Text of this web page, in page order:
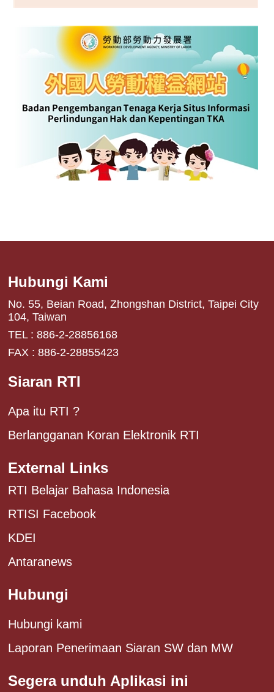
Hubungi Kami
No. 55, Beian Road, Zhongshan District, Taipei City
104, Taiwan
TEL : 886-2-28856168
FAX : 886-2-28855423
Siaran RTI
Apa itu RTI ?
Berlangganan Koran Elektronik RTI
External Links
RTI Belajar Bahasa Indonesia
RTISI Facebook
KDEI
Antaranews
Hubungi
Hubungi kami
Laporan Penerimaan Siaran SW dan MW
Segera unduh Aplikasi ini